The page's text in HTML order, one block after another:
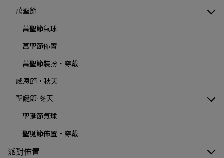
萬聖節
萬聖節氣球
萬聖節佈置
萬聖節裝扮‧穿戴
感恩節·秋天
聖誕節·冬天
聖誕節氣球
聖誕節佈置·穿戴
派對佈置